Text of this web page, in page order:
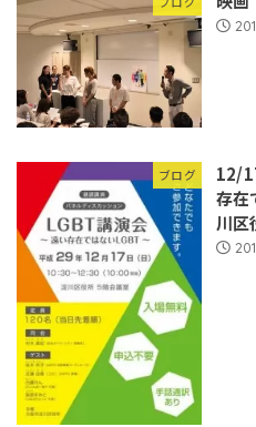
ブログ
12/
存在
川区